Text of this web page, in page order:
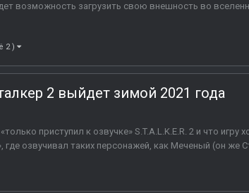
возможность загрузить свою внешность во
2 )
2 выйдет зимой 2021 года
приступил к озвучке» S.T.A.L.K.E.R. 2 и что игру
где озвучивал таких персонажей, как Меченый (он же